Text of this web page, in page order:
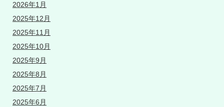
2026年1月
2025年12月
2025年11月
2025年10月
2025年9月
2025年8月
2025年7月
2025年6月